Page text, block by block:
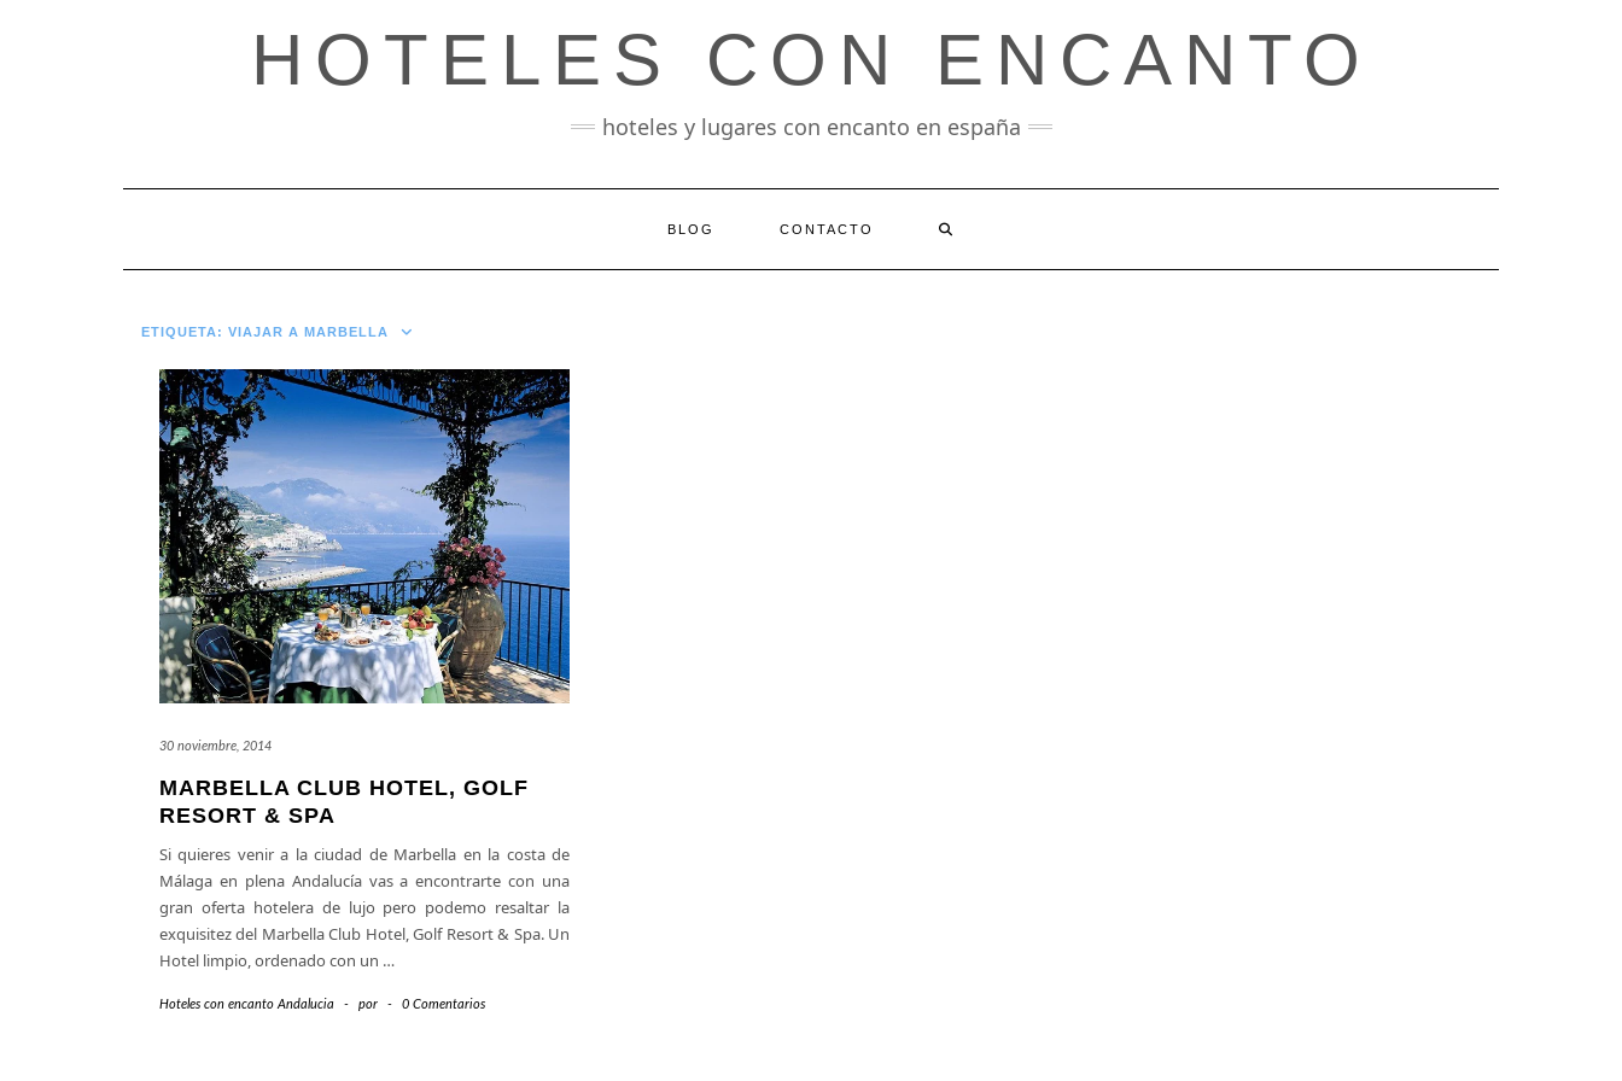
HOTELES CON ENCANTO
hoteles y lugares con encanto en españa
BLOG CONTACTO
ETIQUETA: VIAJAR A MARBELLA
30 noviembre, 2014
MARBELLA CLUB HOTEL, GOLF
RESORT & SPA
Si quieres venir a la ciudad de Marbella en la costa de
Málaga en plena Andalucía vas a encontrarte con una
gran oferta hotelera de lujo pero podemo resaltar la
exquisitez del Marbella Club Hotel, Golf Resort & Spa. Un
Hotel limpio, ordenado con un …
Hoteles con encanto Andalucia - por - 0 Comentarios